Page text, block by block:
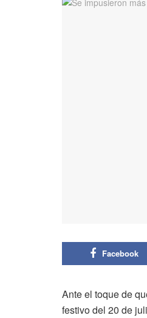
Facebook
Ante el toque de
festivo del 20 de